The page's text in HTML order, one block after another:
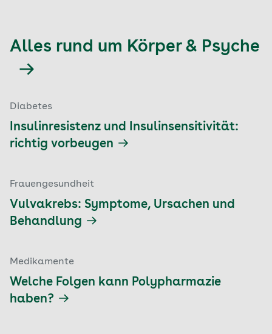
Alles rund um Körper & Psyche
Diabetes
Insulinresistenz und Insulinsensitivität:
richtig vorbeugen
Frauengesundheit
Vulvakrebs: Symptome, Ursachen und
Behandlung
Medikamente
Welche Folgen kann Polypharmazie
haben?